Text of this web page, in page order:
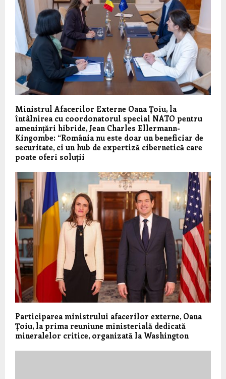
Ministrul Afacerilor Externe Oana Țoiu, la
întâlnirea cu coordonatorul special NATO pentru
amenințări hibride, Jean Charles Ellermann-
Kingombe: “România nu este doar un beneficiar de
securitate, ci un hub de expertiză cibernetică care
poate oferi soluții
Participarea ministrului afacerilor externe, Oana
Țoiu, la prima reuniune ministerială dedicată
mineralelor critice, organizată la Washington